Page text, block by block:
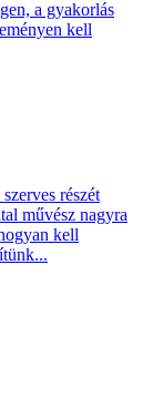
a gyakorlás
kell
részét
művész nagyra
kell